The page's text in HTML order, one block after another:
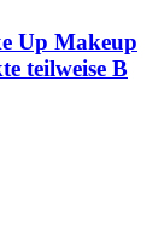
Up Makeup
teilweise B